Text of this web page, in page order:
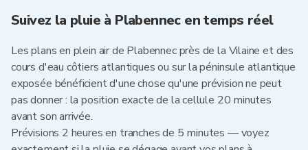
Suivez la pluie à Plabennec en temps réel
Les plans en plein air de Plabennec près de la Vilaine et des
cours d'eau côtiers atlantiques ou sur la péninsule atlantique
exposée bénéficient d'une chose qu'une prévision ne peut
pas donner : la position exacte de la cellule 20 minutes
avant son arrivée.
Prévisions 2 heures en tranches de 5 minutes — voyez